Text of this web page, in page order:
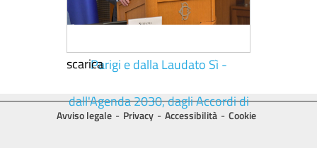
scarica
Avviso legale Privacy Accessibilità Cookie